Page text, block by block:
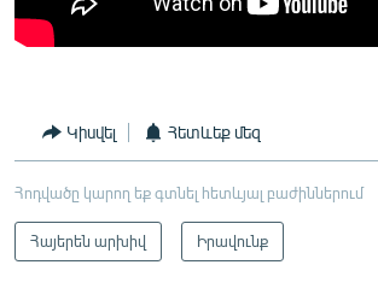
Կիսվել Հետևեք մեզ
Հոդվածը կարող եք գտնել հետևյալ բաժիններում
Հայերեն արխիվ Իրավունք